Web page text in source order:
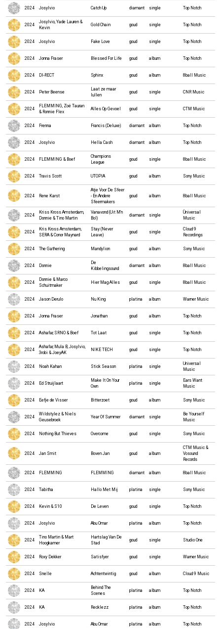
2024 Josylvio Catch Up diamant single Top Notch
2024
Josylvio, Yade Lauren &
Kevin
Gold Chain goud single Top Notch
2024 Josylvio Fake Love goud single Top Notch
2024 Jonna Fraser Blessed For Life goud album Top Notch
2024 DI-RECT Sphinx goud album 8ball Music
2024 Peter Beense
Laat ze maar
lullen
goud single CNR Music
2024
FLEMMING, Zoë Tauran
& Ronnie Flex
Alles Op Gevoel goud single CTM Music
2024 Frenna Francis (Deluxe) diamant album Top Notch
2024 Josylvio Hella Cash diamant album Top Notch
2024 FLEMMING & Boef
Champions
League
goud single 8ball Music
2024 Travis Scott UTOPIA goud album Sony Music
2024 Rene Karst
Atje Voor De Sfeer
- En Andere
Sfeermakers
goud album 8ball Music
2024
Kriss Kross Amsterdam,
Donnie & Tino Martin
Vanavond (Uit M'n
Bol)
diamant single
Ùniversal
Music
2024
Kris Kross Amsterdam,
SERA & Conor Maynard
Stay (Never
Leave)
goud single
Cloud 9
Recordings
2024 The Gathering Mandylion goud album Sony Music
2024 Donnie
De
Kibbelingsound
diamant album 8ball Music
2024
Donnie & Marco
Schuitmaker
Hier Mag Alles goud single 8ball Music
2024 Jason Derulo Nu King platina album Warner Music
2024 Jonna Fraser Jonathan goud album Top Notch
2024 Ashafar, SRNO & Boef Tot Laat goud single Top Notch
2024
Ashafar, Mula B, Josylvio,
3robi & JoeyAK
NIKE TECH goud single Top Notch
2024 Noah Kahan Stick Season platina single
Universal
Music
2024 Ed Struijlaart
Make It On Your
Own
platina single
Ears Want
Music
2024 Eefje de Visser Bitterzoet goud album Sony Music
2024
Wildstylez & Niels
Geusebroek
Year Of Summer diamant single
Be Yourself
Music
2024 Nothing But Thieves Overcome goud single Sony Music
2024 Jan Smit Boven Jan goud album
CTM Music &
Vosound
Records
2024 FLEMMING FLEMMING diamant album 8ball Music
2024 Tabitha Hallo Met Mij platina single Sony Music
2024 Kevin & S10 De Leven goud single Top Notch
2024 Josylvio Abu Omar platina album Top Notch
2024
Tino Martin & Mart
Hoogkamer
Hartslag Van De
Stad
goud single Studio One
2024 Roxy Dekker Satisfyer goud single Warner Music
2024 Snelle Achtentwintig goud album Cloud 9 Music
2024 KA
Behind The
Scenes
platina album Top Notch
2024 KA Recklezz platina album Top Notch
2024 Josylvio Abu Omar platina album Top Notch